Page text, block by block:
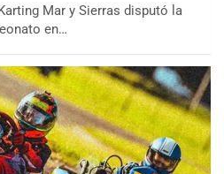
Mar y Sierras disputó la
en…